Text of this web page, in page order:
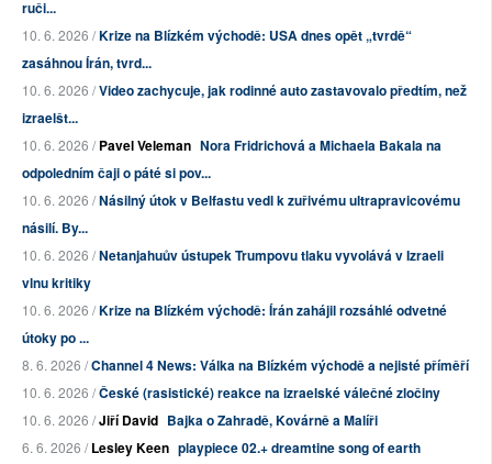
ruči...
10. 6. 2026 /Krize na Blízkém východě: USA dnes opět „tvrdě“
zasáhnou Írán, tvrd...
10. 6. 2026 /Video zachycuje, jak rodinné auto zastavovalo předtím, než
izraelšt...
10. 6. 2026 /Pavel Veleman Nora Fridrichová a Michaela Bakala na
odpoledním čaji o páté si pov...
10. 6. 2026 /Násilný útok v Belfastu vedl k zuřivému ultrapravicovému
násilí. By...
10. 6. 2026 /Netanjahuův ústupek Trumpovu tlaku vyvolává v Izraeli
vlnu kritiky
10. 6. 2026 /Krize na Blízkém východě: Írán zahájil rozsáhlé odvetné
útoky po ...
8. 6. 2026 /Channel 4 News: Válka na Blízkém východě a nejisté příměří
10. 6. 2026 /České (rasistické) reakce na izraelské válečné zločiny
10. 6. 2026 /Jiří David Bajka o Zahradě, Kovárně a Malíři
6. 6. 2026 /Lesley Keen playpiece 02.+ dreamtine song of earth